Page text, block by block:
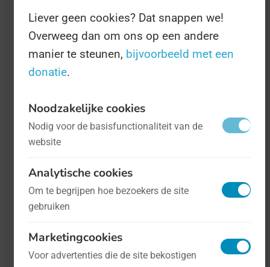
Wereld Myotonische Distrofiedag
- op
15 september
Een aantal internationale organisaties,
waaronder Nederland MD (Nederland)
uitgeroepen tot Wereld Myotonische
Distrofiedag, afgekort Wereld MD-Dag.
Liever geen cookies? Dat snappen we!
Overweeg dan om ons op een andere
manier te steunen, bijvoorbeeld met een
donatie.
Noodzakelijke cookies
Nodig voor de basisfunctionaliteit van de
website
Analytische cookies
Om te begrijpen hoe bezoekers de site
gebruiken
Marketingcookies
Voor advertenties die de site bekostigen